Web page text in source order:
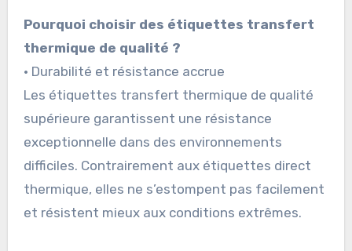
Pourquoi choisir des étiquettes transfert
thermique de qualité ?
• Durabilité et résistance accrue
Les étiquettes transfert thermique de qualité
supérieure garantissent une résistance
exceptionnelle dans des environnements
difficiles. Contrairement aux étiquettes direct
thermique, elles ne s’estompent pas facilement
et résistent mieux aux conditions extrêmes.